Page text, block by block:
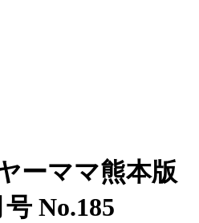
ーママ熊本版
No.185